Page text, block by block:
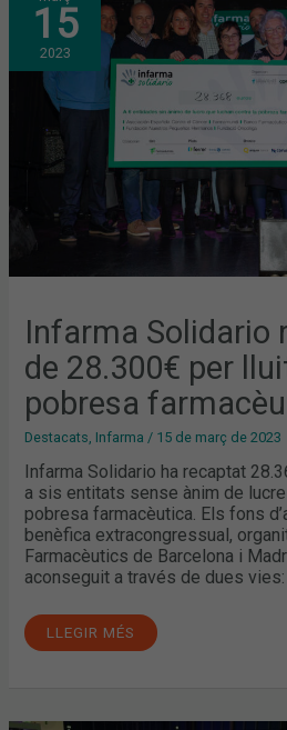
15
2023
Infarma Solidario
de 28.300€ per
pobresa
Destacats Infarma / 15 de març de 2023
Infarma Solidario ha recaptat
a sis entitats sense ànim de
pobresa farmacèutica. Els fons
benèfica extracongressual,
Farmacèutics de Barcelona i
aconseguit a través de dues vies:
RECAPTA
MÉS
DE
28.300€
PER
LLUITAR
CONTRA
LA
POBRESA
FARMACÈUTICA
LLEGIR MÉS